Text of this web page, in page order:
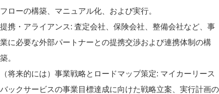
フローの構築、マニュアル化、および実行。
提携・アライアンス: 査定会社、保険会社、整備会社など、事
業に必要な外部パートナーとの提携交渉および連携体制の構
築。
（将来的には）事業戦略とロードマップ策定: マイカーリース
バックサービスの事業目標達成に向けた戦略立案、実行計画の